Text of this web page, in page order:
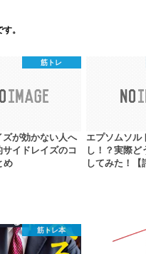
。
筋トレ
ズが効かない人へ
イドレイズのコ
め
エプソムソル
し！？実際ど
してみた！【
筋トレ本